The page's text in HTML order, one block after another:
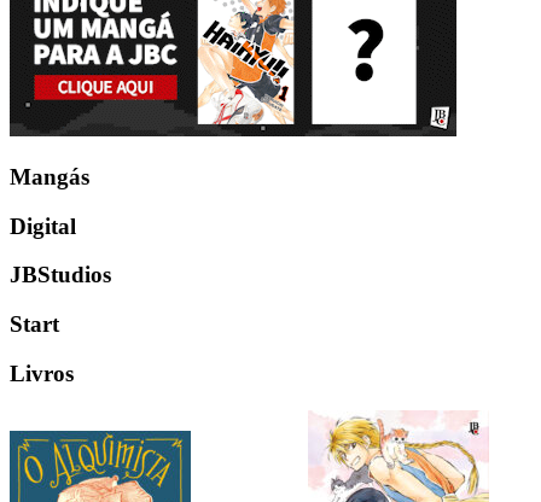
Mangás
Digital
JBStudios
Start
Livros